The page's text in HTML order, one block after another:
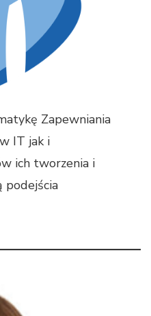
Zapewniania
IT jak i
ich tworzenia i
podejścia